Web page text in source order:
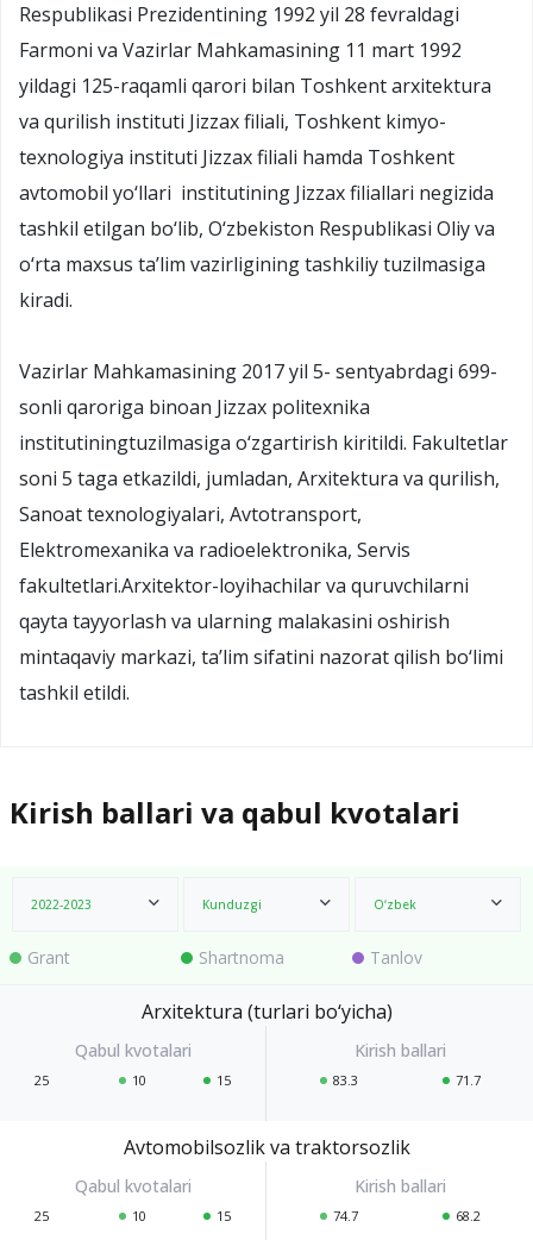
Respublikasi Prezidentining 1992 yil 28 fevraldagi
Farmoni va Vazirlar Mahkamasining 11 mart 1992
yildagi 125-raqamli qarori bilan Toshkent arxitektura
va qurilish instituti Jizzax filiali, Toshkent kimyo-
texnologiya instituti Jizzax filiali hamda Toshkent
avtomobil yo‘llari institutining Jizzax filiallari negizida
tashkil etilgan bo‘lib, O‘zbekiston Respublikasi Oliy va
o‘rta maxsus ta’lim vazirligining tashkiliy tuzilmasiga
kiradi.
Vazirlar Mahkamasining 2017 yil 5- sentyabrdagi 699-
sonli qaroriga binoan Jizzax politexnika
institutiningtuzilmasiga o‘zgartirish kiritildi. Fakultetlar
soni 5 taga etkazildi, jumladan, Arxitektura va qurilish,
Sanoat texnologiyalari, Avtotransport,
Elektromexanika va radioelektronika, Servis
fakultetlari.Arxitektor-loyihachilar va quruvchilarni
qayta tayyorlash va ularning malakasini oshirish
mintaqaviy markazi, ta’lim sifatini nazorat qilish bo‘limi
tashkil etildi.
Kirish ballari va qabul kvotalari
2022-2023 Kunduzgi O‘zbek
Grant Shartnoma Tanlov
Arxitektura (turlari bo‘yicha)
25 10 15 83.3 71.7
Avtomobilsozlik va traktorsozlik
25 10 15 74.7 68.2